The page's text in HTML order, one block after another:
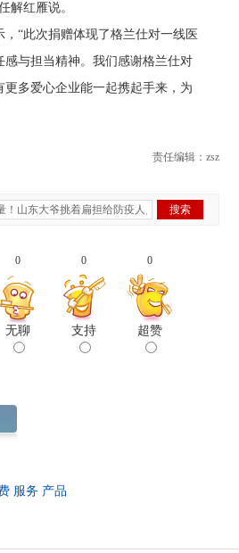
解红雁说。
“此次捐赠体现了格兰仕对一线医
与担当精神。我们感谢格兰仕对
多爱心企业能一起携起手来，为
责任编辑：zsz
0
无聊
0
支持
0
超赞
服务 产品